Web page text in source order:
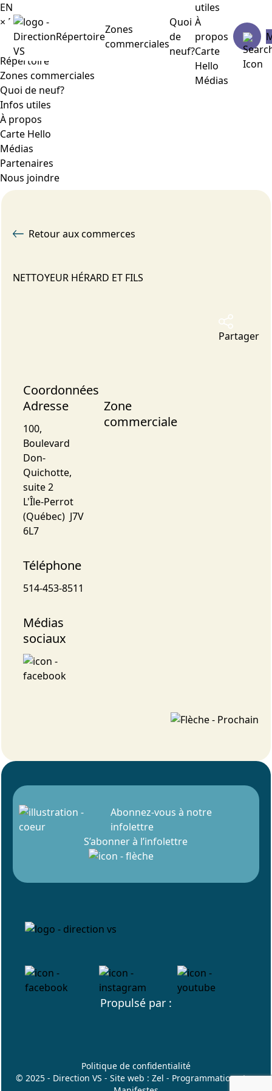
Répertoire
Zones
commerciales
Quoi
de
neuf?
utiles
À
propos
Carte
Hello
Médias
EN
× Menu
Répertoire
Zones commerciales
Quoi de neuf?
Infos utiles
À propos
Carte Hello
Médias
Partenaires
Nous joindre
Retour aux commerces
NETTOYEUR HÉRARD ET FILS
Partager
Coordonnées
Adresse
100,
Boulevard
Don-
Quichotte,
suite 2
L'Île-Perrot
(Québec) J7V
6L7
Téléphone
514-453-8511
Médias
sociaux
Zone
commerciale
Abonnez-vous à notre
infolettre
S’abonner à l’infolettre
Propulsé par :
Politique de confidentialité
© 2025 - Direction VS - Site web : Zel - Programmation :Les